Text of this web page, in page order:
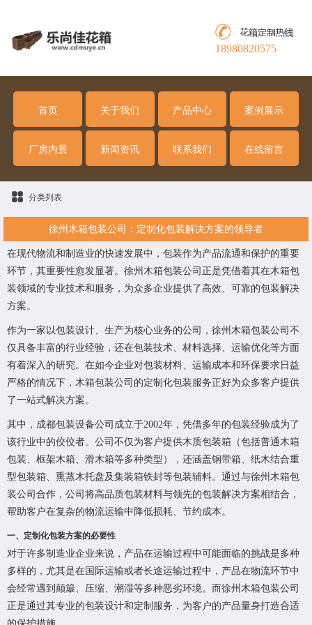
18980820575
首页 关于我们 产品中心 案例展示
厂房内景 新闻资讯 联系我们 在线留言
分类列表
徐州木箱包装公司：定制化包装解决方案的领导者
在现代物流和制造业的快速发展中，包装作为产品流通和保护的重要
环节，其重要性愈发显著。徐州木箱包装公司正是凭借着其在木箱包
装领域的专业技术和服务，为众多企业提供了高效、可靠的包装解决
方案。
作为一家以包装设计、生产为核心业务的公司，徐州木箱包装公司不
仅具备丰富的行业经验，还在包装技术、材料选择、运输优化等方面
有着深入的研究。在如今企业对包装材料、运输成本和环保要求日益
严格的情况下，木箱包装公司的定制化包装服务正好为众多客户提供
了一站式解决方案。
其中，成都包装设备公司成立于2002年，凭借多年的包装经验成为了
该行业中的佼佼者。公司不仅为客户提供木质包装箱（包括普通木箱
包装、框架木箱、滑木箱等多种类型），还涵盖钢带箱、纸木结合重
型包装箱、熏蒸木托盘及集装箱铁封等包装辅料。通过与徐州木箱包
装公司合作，公司将高品质包装材料与领先的包装解决方案相结合，
帮助客户在复杂的物流运输中降低损耗、节约成本。
一、定制化包装方案的必要性
对于许多制造业企业来说，产品在运输过程中可能面临的挑战是多种
多样的，尤其是在国际运输或者长途运输过程中，产品在物流环节中
会经常遇到颠簸、压缩、潮湿等多种恶劣环境。而徐州木箱包装公司
正是通过其专业的包装设计和定制服务，为客户的产品量身打造合适